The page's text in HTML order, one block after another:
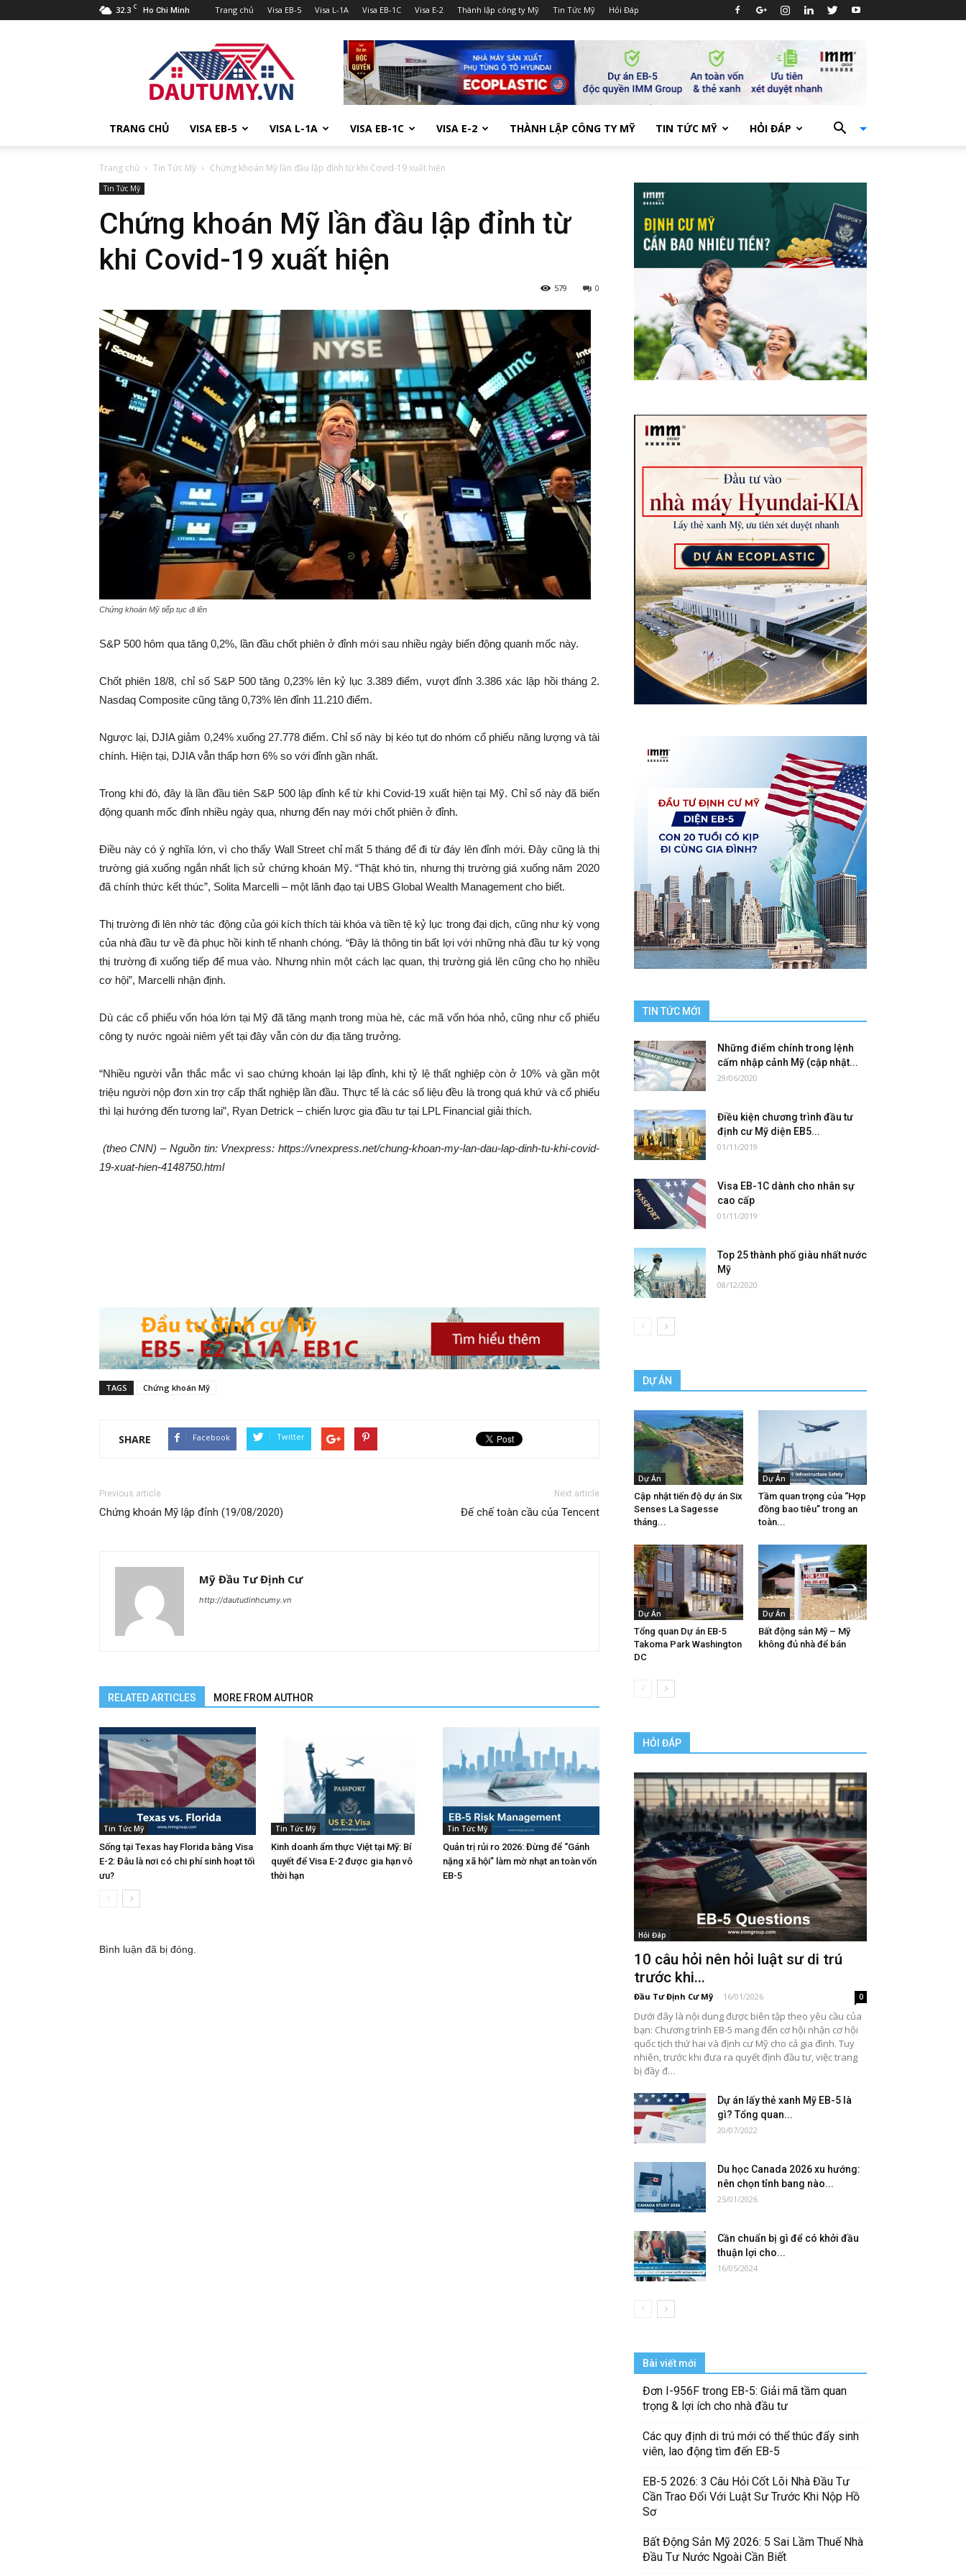
32.3 C Ho Chi Minh Trang chủ Visa EB-5 Visa L-1A Visa EB-1C Visa E-2 Thành lập công ty Mỹ Tin Tức Mỹ Hỏi Đáp
Mỹ
TRANG CHỦ VISA EB-5 VISA L-1A VISA EB-1C VISA E-2 THÀNH LẬP CÔNG TY MỸ TIN TỨC MỸ HỎI ĐÁP
Trang chủ Tin Tức Mỹ Chứng khoán Mỹ lần đầu lập đỉnh từ khi Covid-19 xuất hiện
Tin Tức Mỹ
Chứng khoán Mỹ lần đầu lập đỉnh từ
khi Covid-19 xuất hiện
0
579
Chứng khoán Mỹ tiếp tục đi lên
S&P 500 hôm qua tăng 0,2%, lần đầu chốt phiên ở đỉnh mới sau nhiều ngày biến động quanh mốc này.
Chốt phiên 18/8, chỉ số S&P 500 tăng 0,23% lên kỷ lục 3.389 điểm, vượt đỉnh 3.386 xác lập hồi tháng 2.
Nasdaq Composite cũng tăng 0,73% lên đỉnh 11.210 điểm.
Ngược lại, DJIA giảm 0,24% xuống 27.778 điểm. Chỉ số này bị kéo tụt do nhóm cổ phiếu năng lượng và tài
chính. Hiện tại, DJIA vẫn thấp hơn 6% so với đỉnh gần nhất.
Trong khi đó, đây là lần đầu tiên S&P 500 lập đỉnh kể từ khi Covid-19 xuất hiện tại Mỹ. Chỉ số này đã biến
động quanh mốc đỉnh nhiều ngày qua, nhưng đến nay mới chốt phiên ở đỉnh.
Điều này có ý nghĩa lớn, vì cho thấy Wall Street chỉ mất 5 tháng để đi từ đáy lên đỉnh mới. Đây cũng là thị
trường giá xuống ngắn nhất lịch sử chứng khoán Mỹ. “Thật khó tin, nhưng thị trường giá xuống năm 2020
đã chính thức kết thúc”, Solita Marcelli – một lãnh đạo tại UBS Global Wealth Management cho biết.
Thị trường đi lên nhờ tác động của gói kích thích tài khóa và tiền tệ kỷ lục trong đại dịch, cũng như kỳ vọng
của nhà đầu tư về đà phục hồi kinh tế nhanh chóng. “Đây là thông tin bất lợi với những nhà đầu tư kỳ vọng
thị trường đi xuống tiếp để mua vào. Nhưng nhìn một cách lạc quan, thị trường giá lên cũng cho họ nhiều
cơ hội”, Marcelli nhận định.
Dù các cổ phiếu vốn hóa lớn tại Mỹ đã tăng mạnh trong mùa hè, các mã vốn hóa nhỏ, cũng như cổ phiếu
công ty nước ngoài niêm yết tại đây vẫn còn dư địa tăng trưởng.
“Nhiều người vẫn thắc mắc vì sao chứng khoán lại lập đỉnh, khi tỷ lệ thất nghiệp còn ở 10% và gần một
triệu người nộp đơn xin trợ cấp thất nghiệp lần đầu. Thực tế là các số liệu đều là trong quá khứ và cổ phiếu
thì lại hướng đến tương lai”, Ryan Detrick – chiến lược gia đầu tư tại LPL Financial giải thích.
(theo CNN) – Nguồn tin: Vnexpress: https://vnexpress.net/chung-khoan-my-lan-dau-lap-dinh-tu-khi-covid-
19-xuat-hien-4148750.html
TAGS Chứng khoán Mỹ
SHARE Facebook Twitter
Previous article
Chứng khoán Mỹ lập đỉnh (19/08/2020)
Next article
Đế chế toàn cầu của Tencent
Mỹ Đầu Tư Định Cư
http://dautudinhcumy.vn
RELATED ARTICLES MORE FROM AUTHOR
Tin Tức Mỹ
Sống tại Texas hay Florida bằng Visa
E-2: Đâu là nơi có chi phí sinh hoạt tối
ưu?
Tin Tức Mỹ
Kinh doanh ẩm thực Việt tại Mỹ: Bí
quyết để Visa E-2 được gia hạn vô
thời hạn
Tin Tức Mỹ
Quản trị rủi ro 2026: Đừng để “Gánh
nặng xã hội” làm mờ nhạt an toàn vốn
EB-5
Bình luận đã bị đóng.
TIN TỨC MỚI
Những điểm chính trong lệnh
cấm nhập cảnh Mỹ (cập nhật...
29/06/2020
Điều kiện chương trình đầu tư
định cư Mỹ diện EB5...
01/11/2019
Visa EB-1C dành cho nhân sự
cao cấp
01/11/2019
Top 25 thành phố giàu nhất nước
Mỹ
08/12/2020
DỰ ÁN
Dự Án
Cập nhật tiến độ dự án Six
Senses La Sagesse
tháng...
Dự Án
Tầm quan trọng của “Hợp
đồng bao tiêu” trong an
toàn...
Dự Án
Tổng quan Dự án EB-5
Takoma Park Washington
DC
Dự Án
Bất động sản Mỹ – Mỹ
không đủ nhà để bán
HỎI ĐÁP
Hỏi Đáp
10 câu hỏi nên hỏi luật sư di trú
trước khi...
Đầu Tư Định Cư Mỹ - 16/01/2026 0
Dưới đây là nội dung được biên tập theo yêu cầu của
bạn: Chương trình EB-5 mang đến cơ hội nhận cơ hội
quốc tịch thứ hai và định cư Mỹ cho cả gia đình. Tuy
nhiên, trước khi đưa ra quyết định đầu tư, việc trang
bị đầy đ…
Dự án lấy thẻ xanh Mỹ EB-5 là
gì? Tổng quan...
20/07/2022
Du học Canada 2026 xu hướng:
nên chọn tỉnh bang nào...
25/01/2026
Cần chuẩn bị gì để có khởi đầu
thuận lợi cho...
16/05/2024
Bài viết mới
Đơn I-956F trong EB-5: Giải mã tầm quan
trọng & lợi ích cho nhà đầu tư
Các quy định di trú mới có thể thúc đẩy sinh
viên, lao động tìm đến EB-5
EB-5 2026: 3 Câu Hỏi Cốt Lõi Nhà Đầu Tư
Cần Trao Đổi Với Luật Sư Trước Khi Nộp Hồ
Sơ
Bất Động Sản Mỹ 2026: 5 Sai Lầm Thuế Nhà
Đầu Tư Nước Ngoài Cần Biết